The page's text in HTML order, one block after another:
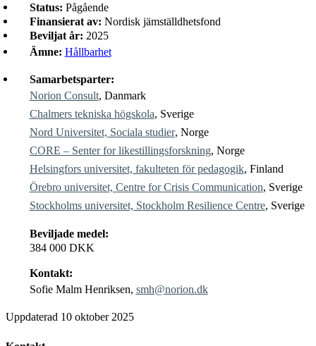
Status: Pågående
Finansierat av: Nordisk jämställdhetsfond
Beviljat år: 2025
Ämne: Hållbarhet
Samarbetsparter:
Norion Consult, Danmark
Chalmers tekniska högskola, Sverige
Nord Universitet, Sociala studier, Norge
CORE – Senter for likestillingsforskning, Norge
Helsingfors universitet, fakulteten för pedagogik, Finland
Örebro universitet, Centre for Crisis Communication, Sverige
Stockholms universitet, Stockholm Resilience Centre, Sverige
Beviljade medel:
384 000 DKK
Kontakt:
Sofie Malm Henriksen, smh@norion.dk
Uppdaterad 10 oktober 2025